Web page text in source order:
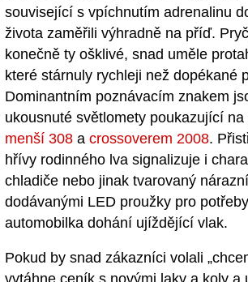
související s vpíchnutím adrenalinu
života zaměřili výhradně na příď.
konečně ty ošklivé, snad uměle
které stárnuly rychleji než dopékané
Dominantním poznávacím znakem
ukousnuté světlomety poukazující
menší 308 a crossoverem 2008.
hřívy rodinného lva signalizuje i
chladiče nebo jinak tvarovaný
dodávanými LED proužky pro
automobilka dohání ujíždějící vlak.
Pokud by snad zákazníci volali
vytáhne ceník s novými laky a koly a